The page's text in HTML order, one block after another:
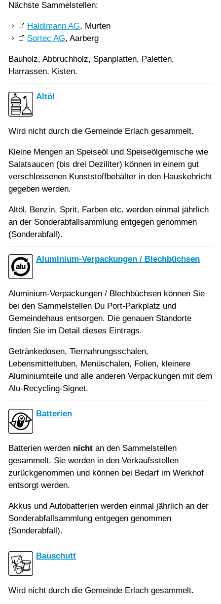
Nächste Sammelstellen:
Haldimann AG, Murten
Sortec AG, Aarberg
Bauholz, Abbruchholz, Spanplatten, Paletten,
Harrassen, Kisten.
Altöl
Wird nicht durch die Gemeinde Erlach gesammelt.
Kleine Mengen an Speiseöl und Speiseölgemische wie
Salatsaucen (bis drei Deziliter) können in einem gut
verschlossenen Kunststoffbehälter in den Hauskehricht
gegeben werden.
Altöl, Benzin, Sprit, Farben etc. werden einmal jährlich
an der Sonderabfallsammlung entgegen genommen
(Sonderabfall).
Aluminium-Verpackungen / Blechbüchsen
Aluminium-Verpackungen / Blechbüchsen können Sie
bei den Sammelstellen Du Port-Parkplatz und
Gemeindehaus entsorgen. Die genauen Standorte
finden Sie im Detail dieses Eintrags.
Getränkedosen, Tiernahrungsschalen,
Lebensmitteltuben, Menüschalen, Folien, kleinere
Aluminiumteile und alle anderen Verpackungen mit dem
Alu-Recycling-Signet.
Batterien
Batterien werden nicht an den Sammelstellen
gesammelt. Sie werden in den Verkaufsstellen
zurückgenommen und können bei Bedarf im Werkhof
entsorgt werden.
Akkus und Autobatterien werden einmal jährlich an der
Sonderabfallsammlung entgegen genommen
(Sonderabfall).
Bauschutt
Wird nicht durch die Gemeinde Erlach gesammelt.